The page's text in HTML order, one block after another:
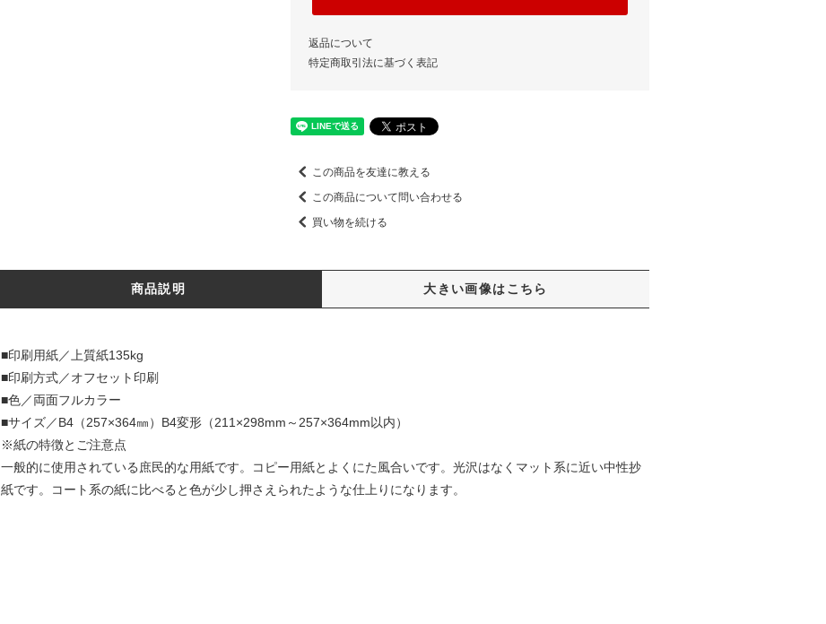
返品について
特定商取引法に基づく表記
この商品を友達に教える
この商品について問い合わせる
買い物を続ける
商品説明 大きい画像はこちら
■印刷用紙／上質紙135kg
■印刷方式／オフセット印刷
■色／両面フルカラー
■サイズ／B4（257×364㎜）B4変形（211×298mm～257×364mm以内）
※紙の特徴とご注意点
一般的に使用されている庶民的な用紙です。コピー用紙とよくにた風合いです。光沢はなくマット系に近い中性抄
紙です。コート系の紙に比べると色が少し押さえられたような仕上りになります。